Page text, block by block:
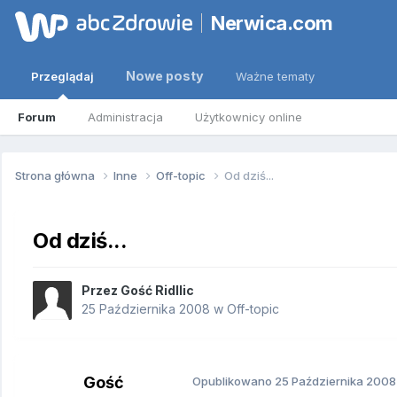
Nerwica.com
Przeglądaj
Forum Administracja Użytkownicy online
Nowe posty Ważne tematy
Strona główna Inne Off-topic Od dziś...
Od dziś...
Przez Gość Ridllic
25 Października 2008 w Off-topic
Gość Opublikowano 25 Października 2008